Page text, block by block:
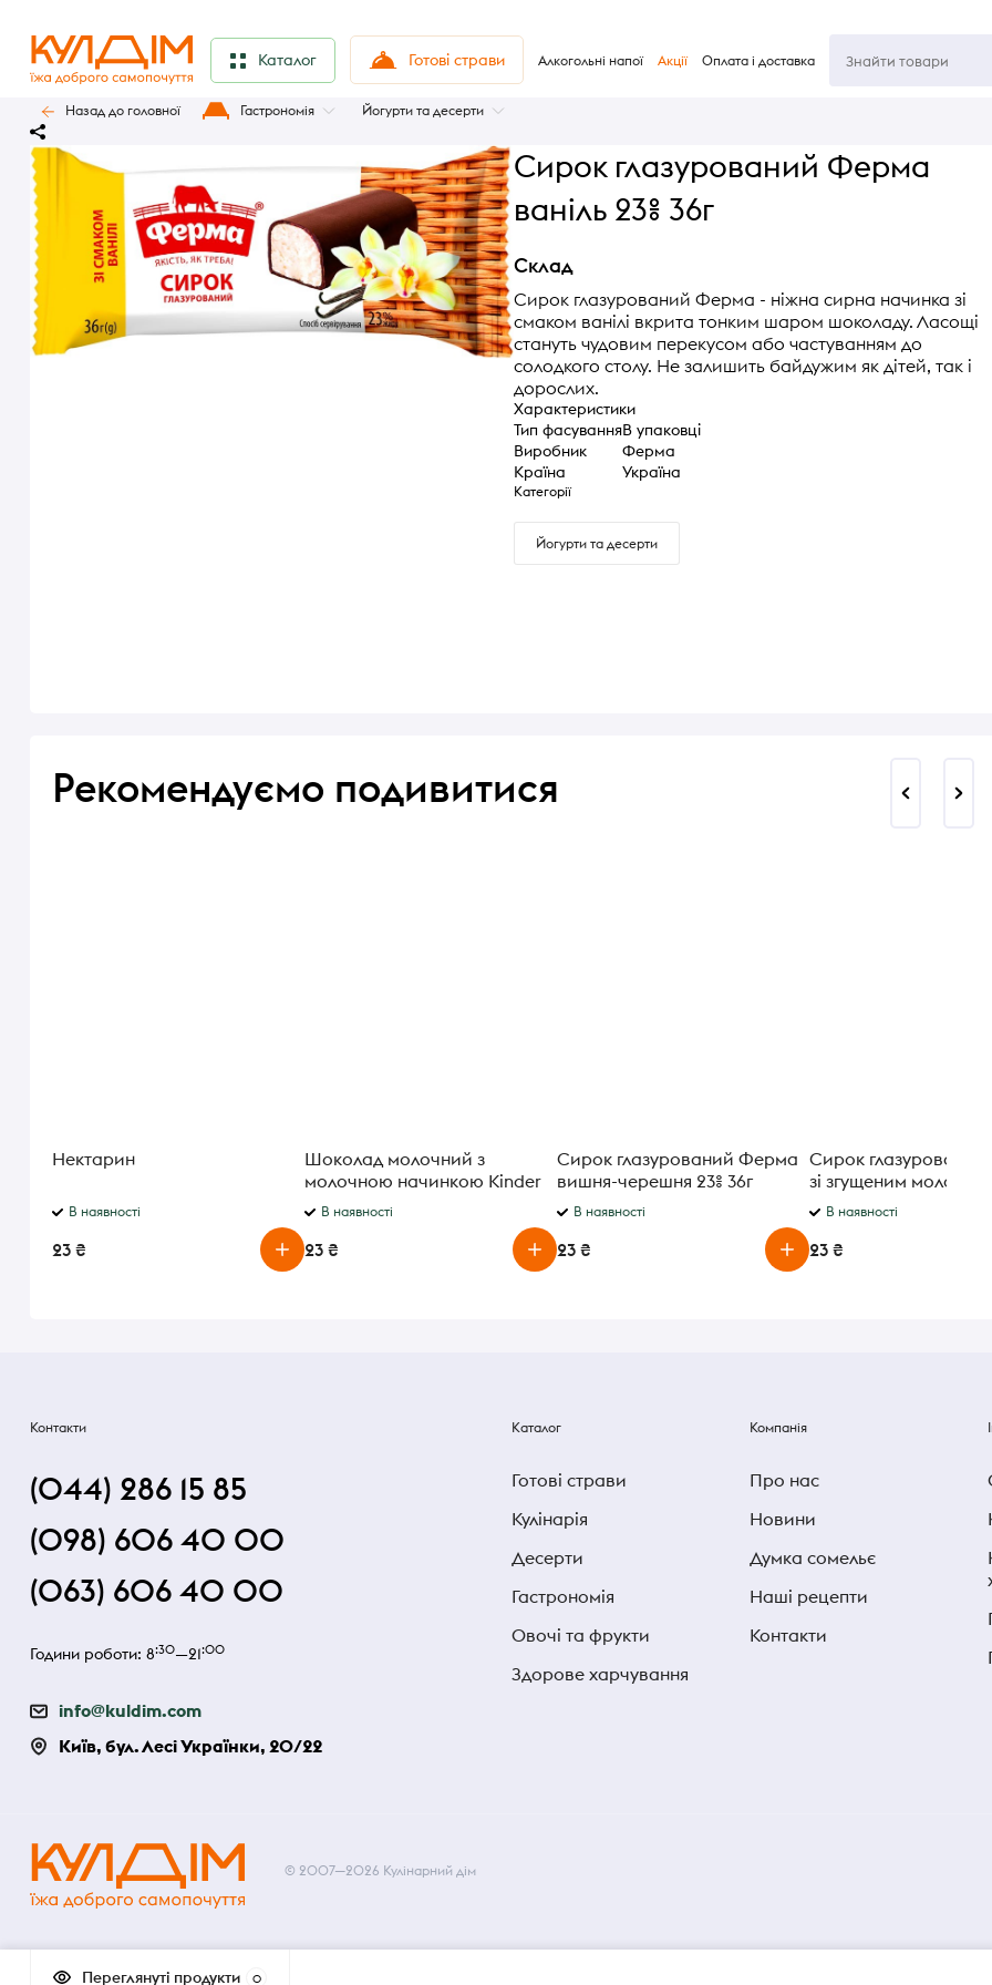
Каталог Готові страви Алкогольні напої Акції Оплата і доставка
Назад до головної Гастрономія Йогурти та десерти
Сирок глазурований Ферма
ваніль 23% 36г
Склад
Сирок глазурований Ферма - ніжна сирна начинка зі
смаком ванілі вкрита тонким шаром шоколаду. Ласощі
стануть чудовим перекусом або частуванням до
солодкого столу. Не залишить байдужим як дітей, так і
дорослих.
Характеристики
Тип фасуванняВ упаковці
Виробник
Ферма
Країна
Україна
Категорії
Йогурти та десерти
Рекомендуємо подивитися
Нектарин
В наявності
23 ₴
Шоколад молочний з
молочною начинкою Kinder
Maxi Chocolate 21 г
В наявності
23 ₴
Сирок глазурований Ферма
вишня-черешня 23% 36г
В наявності
23 ₴
Сирок глазурований
зі згущеним молоком
В наявності
23 ₴
Контакти
(044) 286 15 85
(098) 606 40 00
(063) 606 40 00
Години роботи: 8:30—21:00
info@kuldim.com
Київ, бул. Лесі Українки, 20/22
Каталог
Готові страви
Кулінарія
Десерти
Гастрономія
Овочі та фрукти
Здорове харчування
Компанія
Про нас
Новини
Думка сомельє
Наші рецепти
Контакти
© 2007—2026 Кулінарний дім
Переглянуті продукти 0